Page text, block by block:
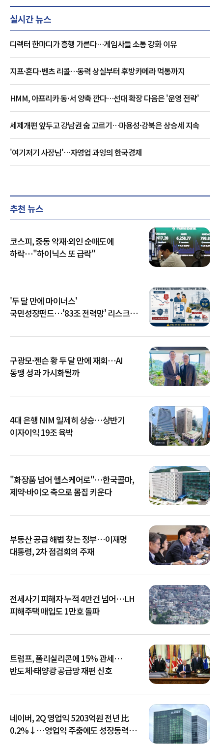
실시간 뉴스
디렉터 한마디가 흥행 가른다…게임사들 소통 강화 이유
지프·혼다·벤츠 리콜…동력 상실부터 후방카메라 먹통까지
HMM, 아프리카 동·서 양축 깐다…선대 확장 다음은 '운영 전략'
세제개편 앞두고 강남권 숨 고르기…마용성·강북은 상승세 지속
'여기저기 사장님'…자영업 과잉의 한국경제
추천 뉴스
코스피, 중동 악재·외인 순매도에
하락…"하이닉스 또 급락"
'두 달 만에 마이너스'
국민성장펀드…'83조 전력망' 리스크
구광모·젠슨 황 두 달 만에 재회…AI
동맹 성과 가시화될까
4대 은행 NIM 일제히 상승…상반기
이자이익 19조 육박
"화장품 넘어 헬스케어로"…한국콜마,
제약·바이오 축으로 몸집 키운다
부동산 공급 해법 찾는 정부…이재명
대통령, 2차 점검회의 주재
전세사기 피해자 누적 4만건 넘어…LH
피해주택 매입도 1만호 돌파
트럼프, 폴리실리콘에 15% 관세…
반도체·태양광 공급망 재편 신호
네이버, 2Q 영업익 5203억원 전년 比
0.2%↓…영업익 주춤에도 성장동력